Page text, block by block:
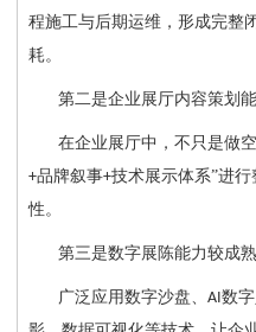
程施工与后期运维，形成完整
耗。
第二是企业展厅内容策划
在企业展厅中，不只是做
+品牌叙事+技术展示体系”进
性。
第三是数字展陈能力较成熟
广泛应用数字沙盘、 AI数